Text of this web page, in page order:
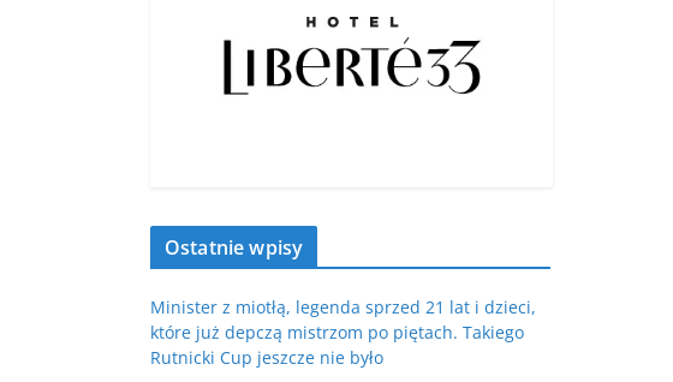
Ostatnie wpisy
Minister z miotłą, legenda sprzed 21 lat i dzieci,
które już depczą mistrzom po piętach. Takiego
Rutnicki Cup jeszcze nie było